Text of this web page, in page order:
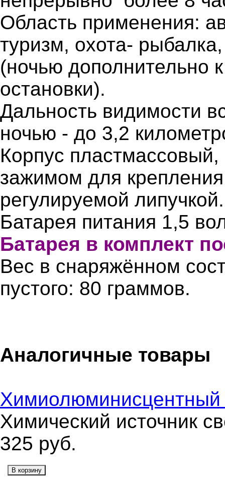
Область применения:
туризм, охота-
(ночью дополнительно
остановки).
Дальность видимости
ночью - до 3,2
Корпус
зажимом для
регулируемой липучкой.
Батарея питания 1,5
Батарея в комплект
Вес в снаряжённом
пустого: 80 граммов.
Аналогичные товары
Химиолюминисцентный
Химический источник
325 руб.
В корзину